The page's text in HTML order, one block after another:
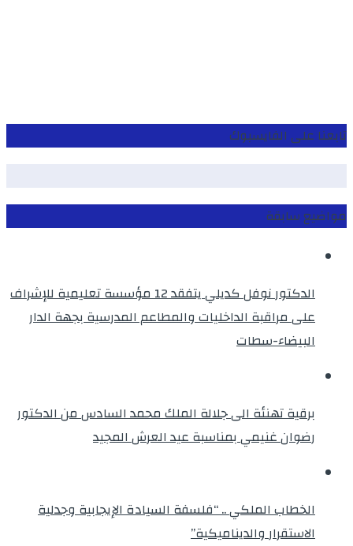
تابعنا على الفايسبوك
مواضيع سابقة
الدكتور نوفل كديلي يتفقد 12 مؤسسة تعليمية للإشراف
على مراقبة الداخليات والمطاعم المدرسية بجهة الدار
البيضاء-سطات
برقية تهنئة الى جلالة الملك محمد السادس من الدكتور
رضوان غنيمي بمناسبة عيد العرش المجيد
الخطاب الملكي .. “فلسفة السيادة الإيجابية وجدلية
الاستقرار والديناميكية”